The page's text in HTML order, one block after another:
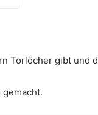
Torlöcher gibt und